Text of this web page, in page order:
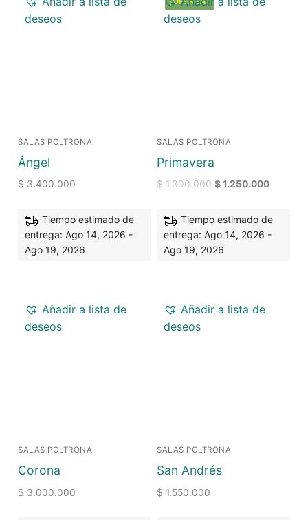
deseos
SALAS POLTRONA
Ángel
$ 3.400.000
Tiempo estimado de
entrega: Ago 14, 2026 -
Ago 19, 2026
deseos
SALAS POLTRONA
Primavera
$1.300.000 $1.250.000
Tiempo estimado de
entrega: Ago 14, 2026 -
Ago 19, 2026
Añadir a lista de
deseos
SALAS POLTRONA
Corona
$ 3.000.000
Añadir a lista de
deseos
SALAS POLTRONA
San Andrés
$ 1.550.000